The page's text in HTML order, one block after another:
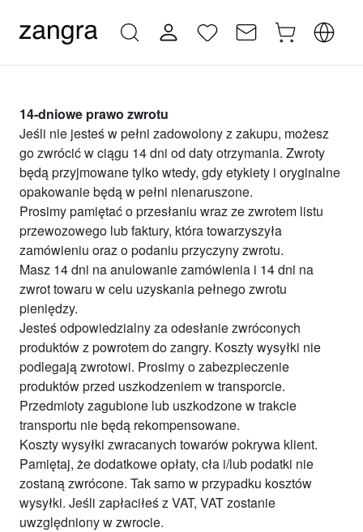
14-dniowe prawo zwrotu
Jeśli nie jesteś w pełni zadowolony z zakupu, możesz
go zwrócić w ciągu 14 dni od daty otrzymania. Zwroty
będą przyjmowane tylko wtedy, gdy etykiety i oryginalne
opakowanie będą w pełni nienaruszone.
Prosimy pamiętać o przesłaniu wraz ze zwrotem listu
przewozowego lub faktury, która towarzyszyła
zamówieniu oraz o podaniu przyczyny zwrotu.
Masz 14 dni na anulowanie zamówienia i 14 dni na
zwrot towaru w celu uzyskania pełnego zwrotu
pieniędzy.
Jesteś odpowiedzialny za odesłanie zwróconych
produktów z powrotem do zangry. Koszty wysyłki nie
podlegają zwrotowi. Prosimy o zabezpieczenie
produktów przed uszkodzeniem w transporcie.
Przedmioty zagubione lub uszkodzone w trakcie
transportu nie będą rekompensowane.
Koszty wysyłki zwracanych towarów pokrywa klient.
Pamiętaj, że dodatkowe opłaty, cła i/lub podatki nie
zostaną zwrócone. Tak samo w przypadku kosztów
wysyłki. Jeśli zapłaciłeś z VAT, VAT zostanie
uwzględniony w zwrocie.